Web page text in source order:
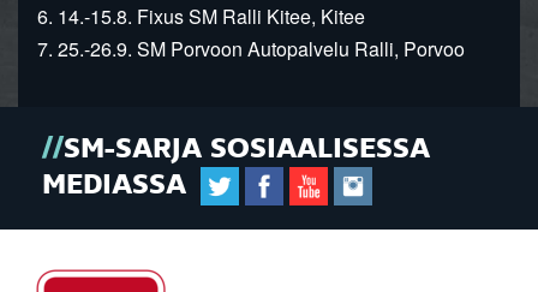
6. 14.-15.8. Fixus SM Ralli Kitee, Kitee
7. 25.-26.9. SM Porvoon Autopalvelu Ralli, Porvoo
SM-SARJA SOSIAALISESSA
MEDIASSA